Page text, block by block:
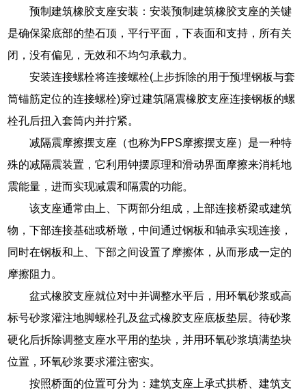
预制建筑橡胶支座安装：安装预制建筑橡胶支座的关键
是确保梁底部的垫石顶，平行平面，下表面和支持，所有关
闭，没有偏见，无效和不均匀承载力。
安装连接螺栓将连接螺栓(上步拆除的用于预埋钢板与套
筒锚筋定位的连接螺栓)穿过建筑隔震橡胶支座连接钢板的螺
栓孔后扭入套筒内并拧紧。
减隔震摩擦摆支座（也称为FPS摩擦摆支座）是一种特
殊的减隔震装置，它利用钟摆原理和滑动界面摩擦来消耗地
震能量，进而实现减震和隔震的功能。
该支座通常由上、下两部分组成，上部连接桥梁或建筑
物，下部连接基础或桥墩，中间通过钢板和轴承实现连接，
同时在钢板和上、下部之间设置了摩擦体，从而形成一定的
摩擦阻力。
盆式橡胶支座就位对中并调整水平后，用环氧砂浆或高
标号砂浆灌注地脚螺栓孔及盆式橡胶支座底板垫层。待砂浆
硬化后拆除调整支座水平用的垫块，并用环氧砂浆填满垫块
位置，环氧砂浆要求灌注密实。
按照桥面的位置可分为：建筑支座上承式拱桥、建筑支